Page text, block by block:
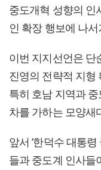
중도개혁 성향의 인
인 확장 행보에 나
이번 지지선언은 단
진영의 전략적 지형
특히 호남 지역과
차를 가하는 모양새
앞서 ‘한덕수 대통
들과 중도계 인사들